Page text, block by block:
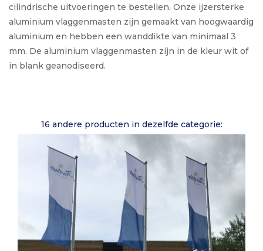
cilindrische uitvoeringen te bestellen. Onze ijzersterke
aluminium vlaggenmasten zijn gemaakt van hoogwaardig
aluminium en hebben een wanddikte van minimaal 3
mm. De aluminium vlaggenmasten zijn in de kleur wit of
in blank geanodiseerd.
16 andere producten in dezelfde categorie: